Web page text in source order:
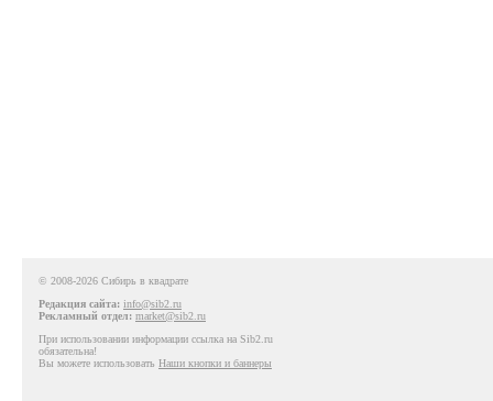
© 2008-2026 Сибирь в квадрате
Редакция сайта: info@sib2.ru
Рекламный отдел: market@sib2.ru
При использовании информации ссылка на Sib2.ru
обязательна!
Вы можете использовать Наши кнопки и баннеры